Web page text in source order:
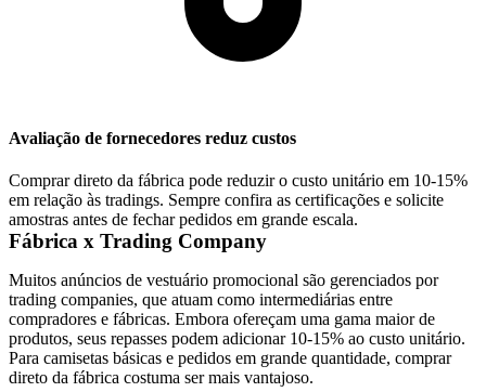
Avaliação de fornecedores reduz custos
Comprar direto da fábrica pode reduzir o custo unitário em 10-15%
em relação às tradings. Sempre confira as certificações e solicite
amostras antes de fechar pedidos em grande escala.
Fábrica x Trading Company
Muitos anúncios de vestuário promocional são gerenciados por
trading companies, que atuam como intermediárias entre
compradores e fábricas. Embora ofereçam uma gama maior de
produtos, seus repasses podem adicionar 10-15% ao custo unitário.
Para camisetas básicas e pedidos em grande quantidade, comprar
direto da fábrica costuma ser mais vantajoso.